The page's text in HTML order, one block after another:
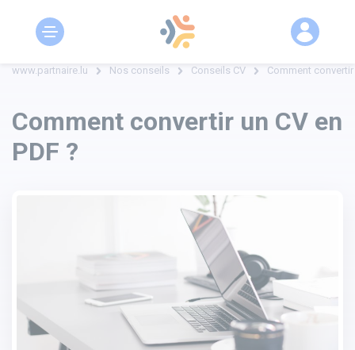
www.partnaire.lu Nos conseils Conseils CV Comment convertir
Comment convertir un CV en
PDF ?